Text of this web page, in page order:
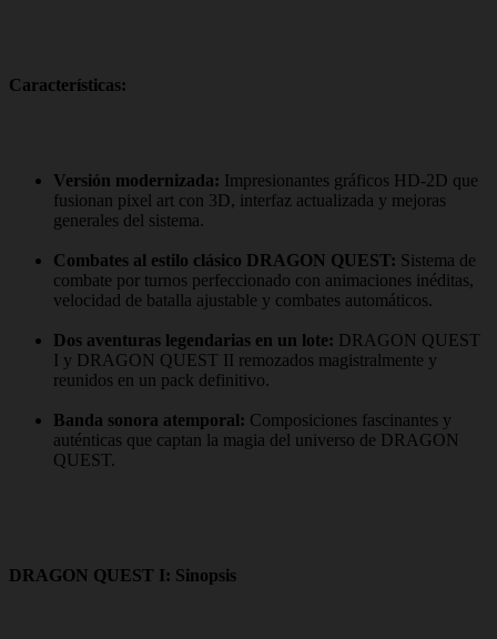
Características:
Versión modernizada: Impresionantes gráficos HD-2D que
fusionan pixel art con 3D, interfaz actualizada y mejoras
generales del sistema.
Combates al estilo clásico DRAGON QUEST: Sistema de
combate por turnos perfeccionado con animaciones inéditas,
velocidad de batalla ajustable y combates automáticos.
Dos aventuras legendarias en un lote: DRAGON QUEST
I y DRAGON QUEST II remozados magistralmente y
reunidos en un pack definitivo.
Banda sonora atemporal: Composiciones fascinantes y
auténticas que captan la magia del universo de DRAGON
QUEST.
DRAGON QUEST I: Sinopsis